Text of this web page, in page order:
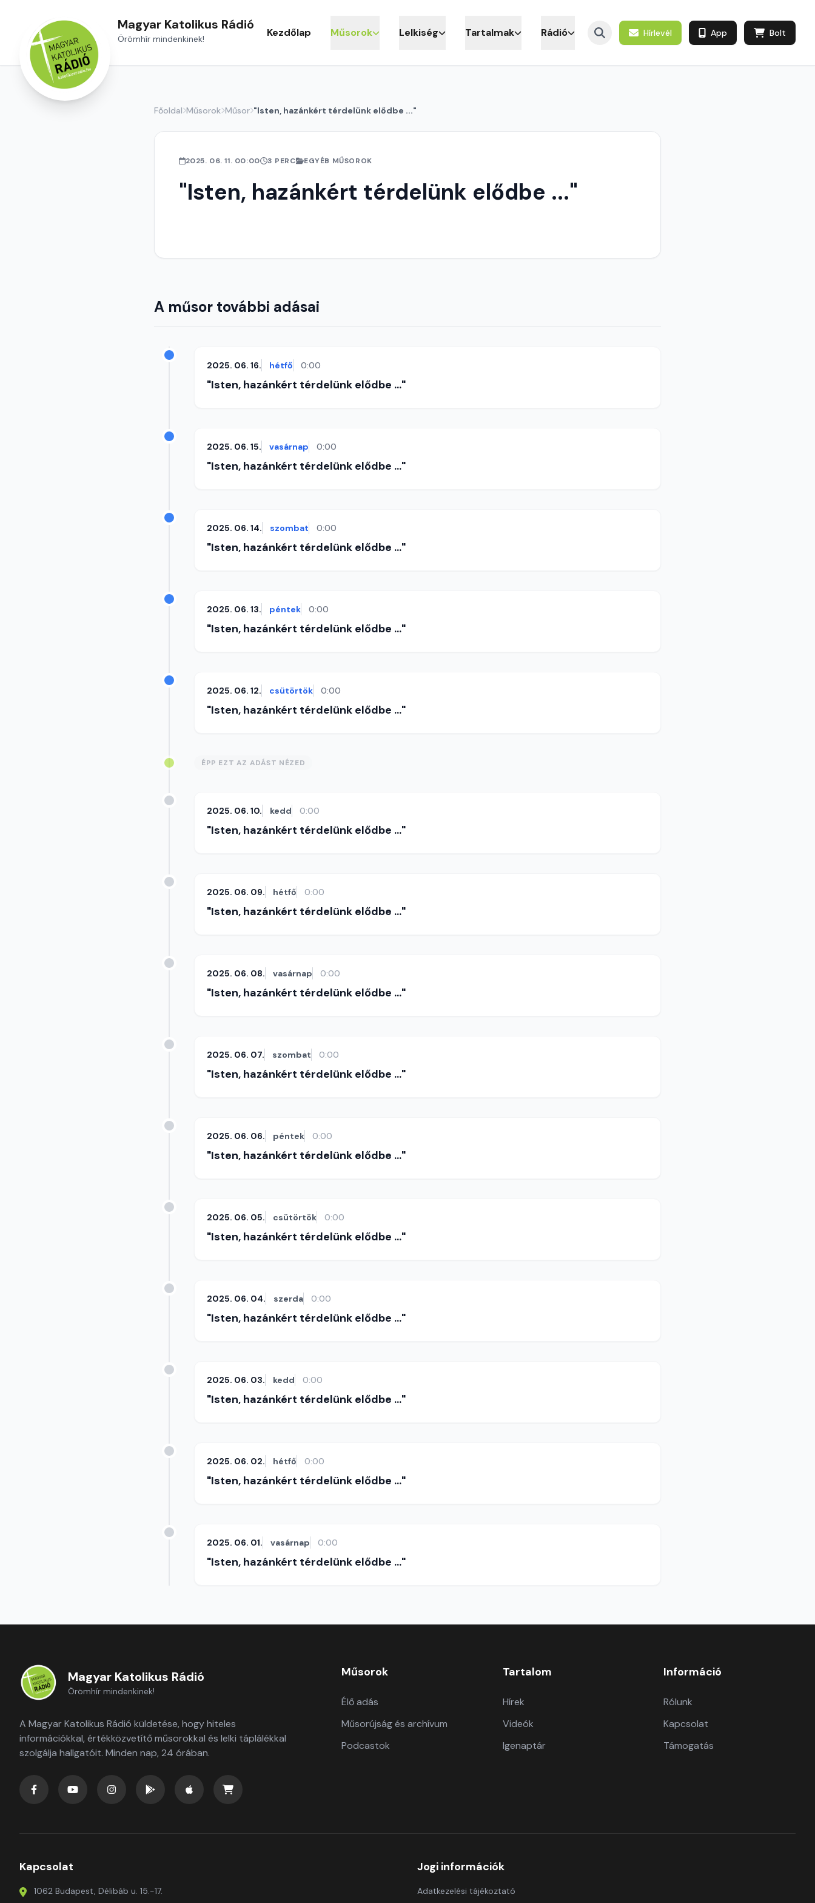
Magyar Katolikus Rádió
Örömhír mindenkinek! Kezdőlap Műsorok Lelkiség Tartalmak Rádió Hírlevél App Bolt
Főoldal Műsorok Műsor "Isten, hazánkért térdelünk elődbe ..."
2025. 06. 11. 00:00 3 PERC EGYÉB MŰSOROK
"Isten, hazánkért térdelünk elődbe ..."
A műsor további adásai
2025. 06. 16. hétfő 0:00
"Isten, hazánkért térdelünk elődbe ..."
2025. 06. 15. vasárnap 0:00
"Isten, hazánkért térdelünk elődbe ..."
2025. 06. 14. szombat 0:00
"Isten, hazánkért térdelünk elődbe ..."
2025. 06. 13. péntek 0:00
"Isten, hazánkért térdelünk elődbe ..."
2025. 06. 12. csütörtök 0:00
"Isten, hazánkért térdelünk elődbe ..."
ÉPP EZT AZ ADÁST NÉZED
2025. 06. 10. kedd 0:00
"Isten, hazánkért térdelünk elődbe ..."
2025. 06. 09. hétfő 0:00
"Isten, hazánkért térdelünk elődbe ..."
2025. 06. 08. vasárnap 0:00
"Isten, hazánkért térdelünk elődbe ..."
2025. 06. 07. szombat 0:00
"Isten, hazánkért térdelünk elődbe ..."
2025. 06. 06. péntek 0:00
"Isten, hazánkért térdelünk elődbe ..."
2025. 06. 05. csütörtök 0:00
"Isten, hazánkért térdelünk elődbe ..."
2025. 06. 04. szerda 0:00
"Isten, hazánkért térdelünk elődbe ..."
2025. 06. 03. kedd 0:00
"Isten, hazánkért térdelünk elődbe ..."
2025. 06. 02. hétfő 0:00
"Isten, hazánkért térdelünk elődbe ..."
2025. 06. 01. vasárnap 0:00
"Isten, hazánkért térdelünk elődbe ..."
Magyar Katolikus Rádió
Örömhír mindenkinek!
A Magyar Katolikus Rádió küldetése, hogy hiteles
információkkal, értékközvetítő műsorokkal és lelki táplálékkal
szolgálja hallgatóit. Minden nap, 24 órában.
Műsorok
Élő adás
Műsorújság és archívum
Podcastok
Tartalom
Hírek
Videók
Igenaptár
Információ
Rólunk
Kapcsolat
Támogatás
Kapcsolat
1062 Budapest, Délibáb u. 15.-17.
Jogi információk
Adatkezelési tájékoztató